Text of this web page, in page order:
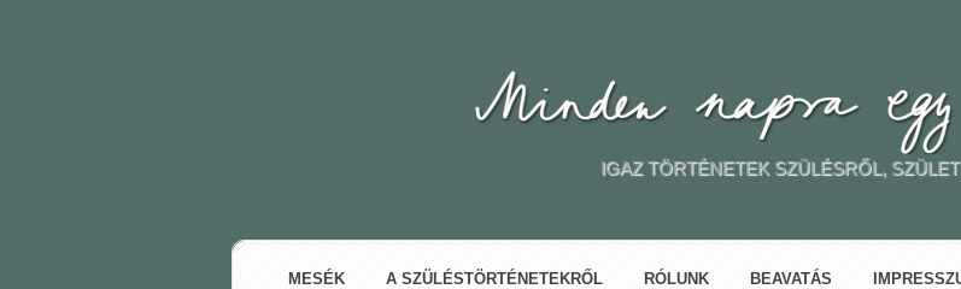
IGAZ TÖRTÉNETEK SZÜLÉSRŐL,
MESÉK A SZÜLÉSTÖRTÉNETEKRŐL RÓLUNK BEAVATÁS